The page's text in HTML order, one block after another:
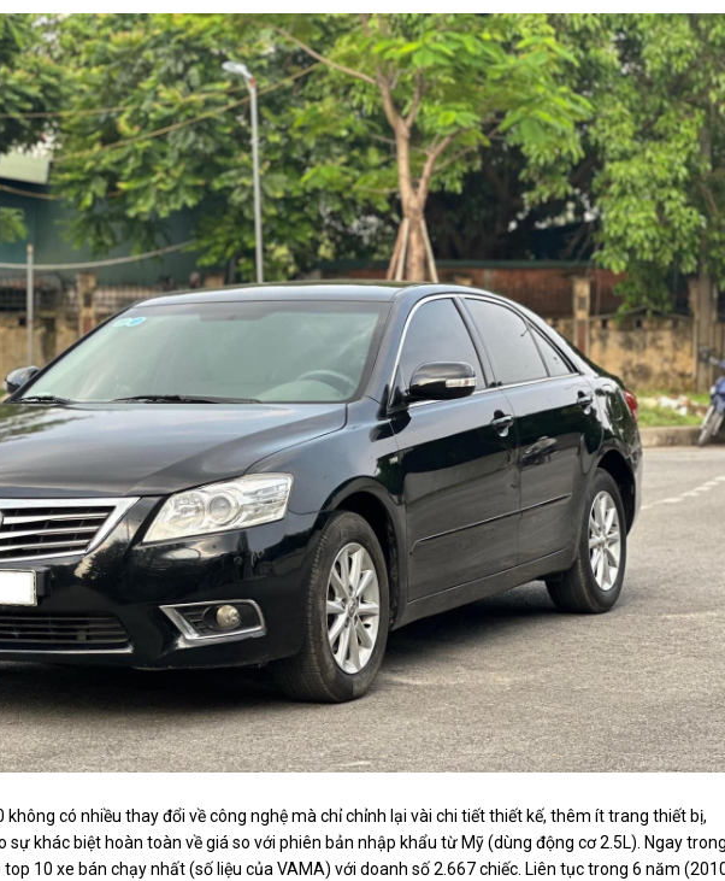
không có nhiều thay đổi về công nghệ mà chỉ chỉnh lại vài chi tiết thiết kế, thêm ít trang thiết bị,
khác biệt hoàn toàn về giá so với phiên bản nhập khẩu từ Mỹ (dùng động cơ 2.5L). Ngay
10 xe bán chạy nhất (số liệu của VAMA) với doanh số 2.667 chiếc. Liên tục trong 6 năm